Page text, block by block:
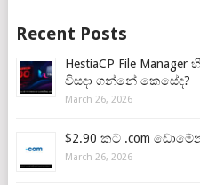
Recent Posts
HestiaCP File Manager
විසඳා ගන්නේ කෙසේද?
March 26, 2026
$2.90 කට .com
March 26, 2026